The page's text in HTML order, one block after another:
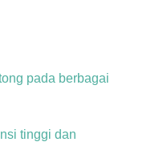
pada berbagai
tinggi dan